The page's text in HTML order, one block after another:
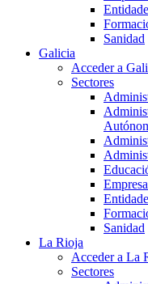
Sanidad
Galicia
Acceder a
Sectores
Sanidad
La Rioja
Acceder a La
Sectores